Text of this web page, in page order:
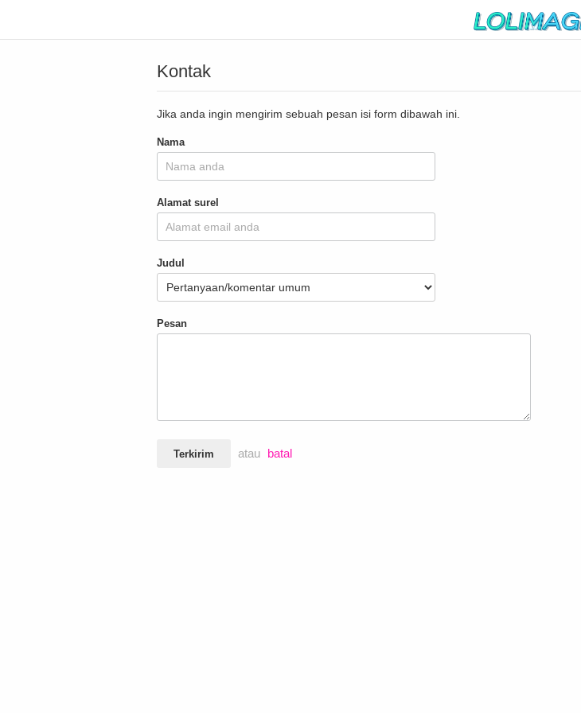
Kontak
Jika anda ingin mengirim sebuah pesan isi form dibawah ini.
Nama
Alamat surel
Judul
Pesan
Terkirim atau batal